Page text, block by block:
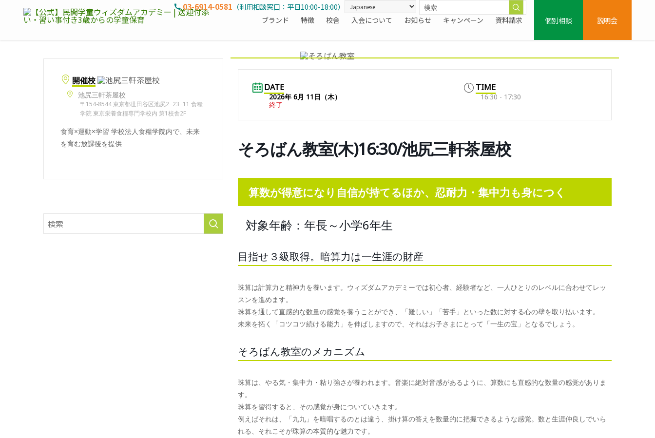
ブランド 特徴 校舎 入会について お知らせ キャンペーン 資料請求
03-6914-0581 （利用相談窓口：平日10:00-18:00）
個別相談
説明会
開催校
池尻三軒茶屋校
〒154-8544 東京都世田谷区池尻2−23−11 食糧
学院 東京栄養食糧専門学校内 第1校舎2F
食育×運動×学習 学校法人食糧学院内で、未来
を育む放課後を提供
DATE
2026年 6月 11日（木）
終了
TIME
16:30 - 17:30
そろばん教室(木)16:30/池尻三軒茶屋校
算数が得意になり自信が持てるほか、忍耐力・集中力も身につく
対象年齢：年長～小学6年生
目指せ３級取得。暗算力は一生涯の財産
珠算は計算力と精神力を養います。ウィズダムアカデミーでは初心者、経験者など、一人ひとりのレベルに合わせてレッ
スンを進めます。
珠算を通して直感的な数量の感覚を養うことができ、「難しい」「苦手」といった数に対する心の壁を取り払います。
未来を拓く「コツコツ続ける能力」を伸ばしますので、それはお子さまにとって「一生の宝」となるでしょう。
そろばん教室のメカニズム
珠算は、やる気・集中力・粘り強さが養われます。音楽に絶対音感があるように、算数にも直感的な数量の感覚がありま
す。
珠算を習得すると、その感覚が身についていきます。
例えばそれは、「九九」を暗唱するのとは違う、掛け算の答えを数量的に把握できるような感覚。数と生涯仲良しでいら
れる、それこそが珠算の本質的な魅力です。